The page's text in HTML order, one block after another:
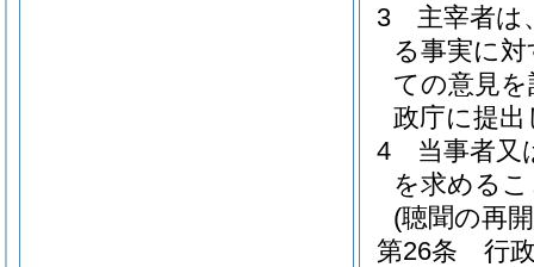
3
主宰者は
る事実に
ての意見
政庁に提
4
当事者又
を求める
(聴聞の再
第26条
行